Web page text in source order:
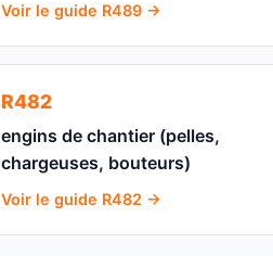
Voir le guide R489 →
R482
engins de chantier (pelles,
chargeuses, bouteurs)
Voir le guide R482 →